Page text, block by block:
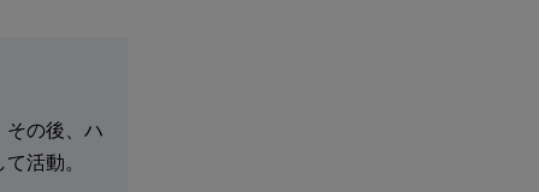
その後、ハ
活動。